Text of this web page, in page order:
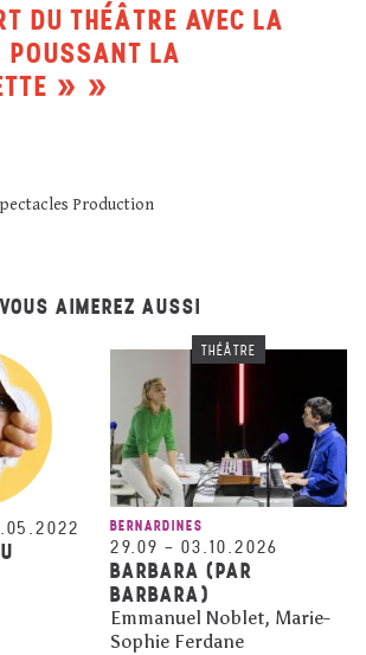
DU THÉÂTRE AVEC LA
POUSSANT LA
»
Production
VOUS AIMEREZ AUSSI
THÉÂTRE
BERNARDINES
29.09 – 03.10.2026
BARBARA (PAR
BARBARA)
Emmanuel Noblet, Marie-
Sophie Ferdane